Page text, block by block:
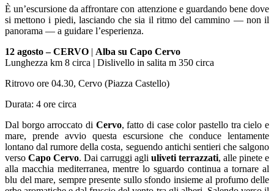
È un’escursione da affrontare con attenzione e guardando bene dove
si mettono i piedi, lasciando che sia il ritmo del cammino — non il
panorama — a guidare l’esperienza.
12 agosto –CERVO | Alba su Capo Cervo
Lunghezza km 8 circa | Dislivello in salita m 350 circa
Ritrovo ore 04.30, Cervo (Piazza Castello)
Durata: 4 ore circa
Dal borgo arroccato di Cervo, fatto di case color pastello tra cielo e
mare, prende avvio questa escursione che conduce lentamente
lontano dal rumore della costa, seguendo antichi sentieri che salgono
verso Capo Cervo. Dai carruggi agli uliveti terrazzati, alle pinete e
alla macchia mediterranea, mentre lo sguardo continua a tornare al
blu del mare, sempre presente sullo sfondo insieme al profumo delle